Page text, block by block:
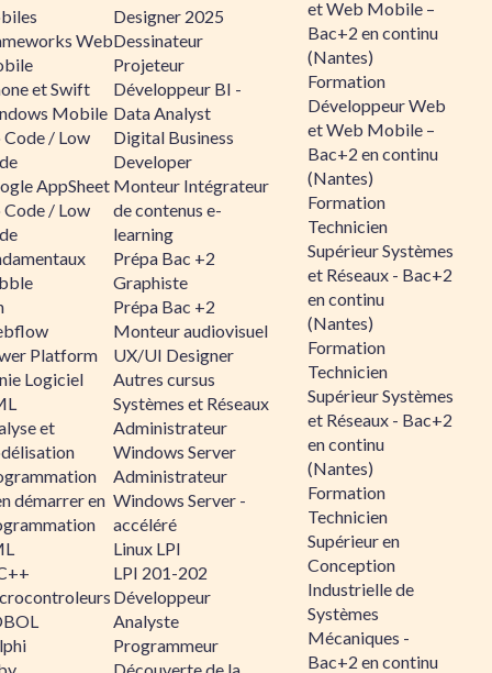
Web
et Swift
Mobile
/ Low
AppSheet
/ Low
Platform
Logiciel
et
démarrer en
Designer 2025
Dessinateur
Projeteur
Développeur BI -
Data Analyst
Digital Business
Developer
Monteur Intégrateur
de contenus e-
learning
Prépa Bac +2
Graphiste
Prépa Bac +2
Monteur audiovisuel
UX/UI Designer
Autres cursus
Systèmes et Réseaux
Administrateur
Windows Server
Administrateur
Windows Server -
accéléré
Linux LPI
LPI 201-202
Développeur
Analyste
Programmeur
et Web Mobile –
Bac+2 en continu
(Nantes)
Formation
Développeur Web
et Web Mobile –
Bac+2 en continu
(Nantes)
Formation
Technicien
Supérieur Systèmes
et Réseaux - Bac+2
en continu
(Nantes)
Formation
Technicien
Supérieur Systèmes
et Réseaux - Bac+2
en continu
(Nantes)
Formation
Technicien
Supérieur en
Conception
Industrielle de
Systèmes
Mécaniques -
Bac+2 en continu